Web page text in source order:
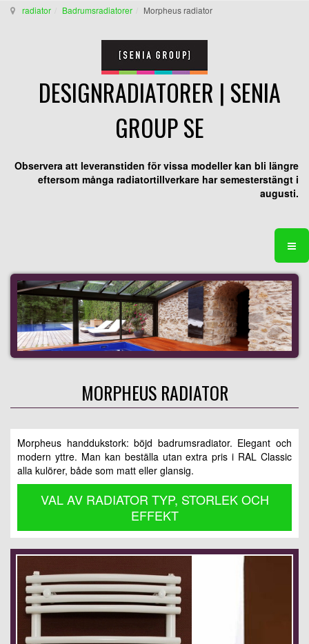
radiator Badrumsradiatorer Morpheus radiator
DESIGNRADIATORER | SENIA
GROUP SE
Observera att leveranstiden för vissa modeller kan bli längre
eftersom många radiatortillverkare har semesterstängt i
augusti.
MORPHEUS RADIATOR
Morpheus handdukstork: böjd badrumsradiator. Elegant och
modern yttre. Man kan beställa utan extra pris i RAL Classic
alla kulörer, både som matt eller glansig.
VAL AV RADIATOR TYP, STORLEK OCH
EFFEKT